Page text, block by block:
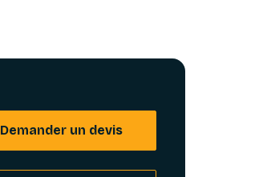
Demander un devis